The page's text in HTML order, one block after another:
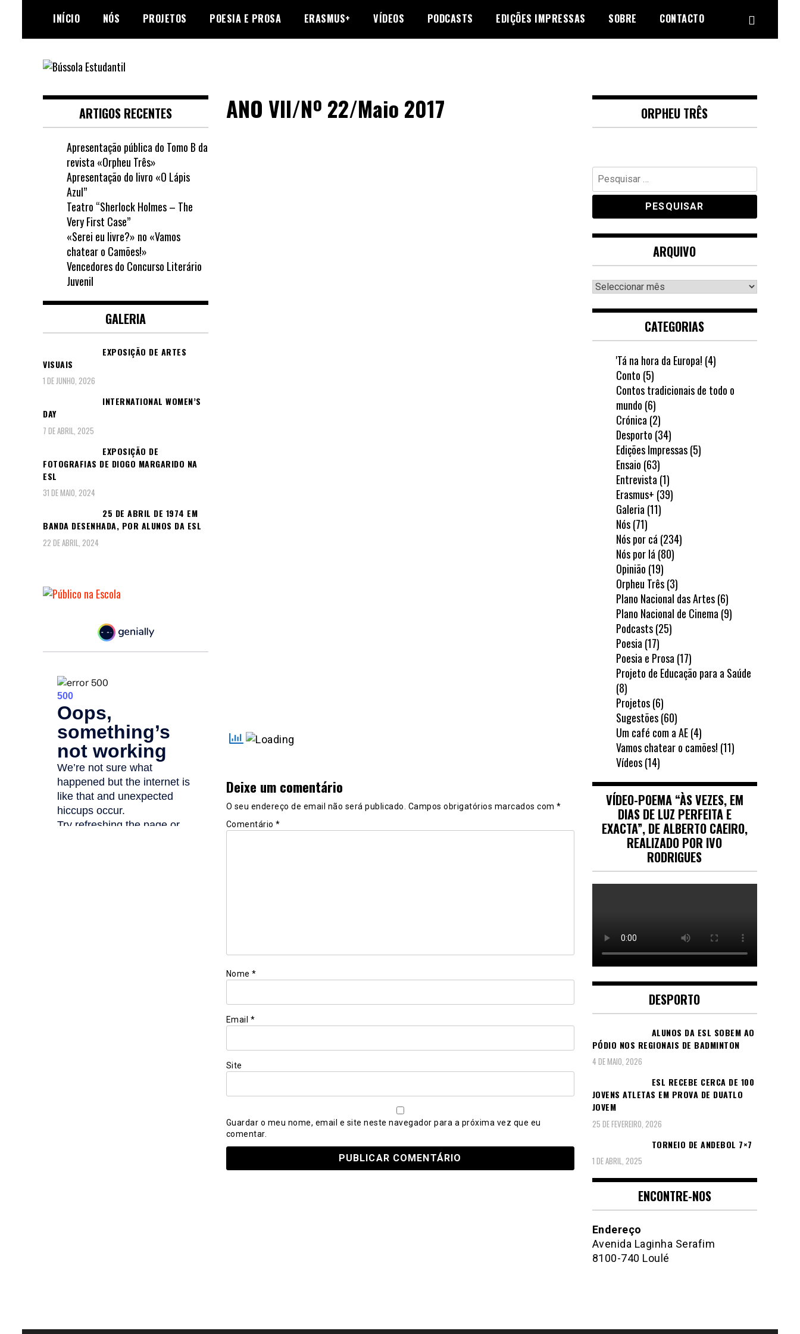
content
INÍCIO NÓS PROJETOS POESIA E PROSA ERASMUS+ VÍDEOS PODCASTS EDIÇÕES IMPRESSAS SOBRE CONTACTO
Bússola Estudantil
Secundária de Loulé
ANO VII/Nº 22/Maio 2017
Deixe um comentário
O seu endereço de email não será publicado. Campos obrigatórios marcados com *
Comentário *
Nome *
Email *
Site
Guardar o meu nome, email e site neste navegador para a próxima vez que eu
comentar.
ARTIGOS RECENTES
Apresentação pública do Tomo B da
revista «Orpheu Três»
Apresentação do livro «O Lápis
Azul”
Teatro “Sherlock Holmes – The
Very First Case”
«Serei eu livre?» no «Vamos
chatear o Camões!»
Vencedores do Concurso Literário
Juvenil
GALERIA
EXPOSIÇÃO DE ARTES
VISUAIS
1 DE JUNHO, 2026
INTERNATIONAL WOMEN’S
DAY
7 DE ABRIL, 2025
EXPOSIÇÃO DE
FOTOGRAFIAS DE DIOGO MARGARIDO NA
ESL
31 DE MAIO, 2024
25 DE ABRIL DE 1974 EM
BANDA DESENHADA, POR ALUNOS DA ESL
22 DE ABRIL, 2024
ORPHEU TRÊS
Pesquisar
por:
ARQUIVO
Arquivo
CATEGORIAS
'Tá na hora da Europa! (4)
Conto (5)
Contos tradicionais de todo o
mundo (6)
Crónica (2)
Desporto (34)
Edições Impressas(5)
Ensaio (63)
Entrevista (1)
Erasmus+ (39)
Galeria (11)
Nós(71)
Nós por cá (234)
Nós por lá (80)
Opinião (19)
Orpheu Três(3)
Plano Nacional das Artes(6)
Plano Nacional de Cinema (9)
Podcasts(25)
Poesia (17)
Poesia e Prosa (17)
Projeto de Educação para a Saúde
(8)
Projetos(6)
Sugestões(60)
Um café com a AE(4)
Vamos chatear o camões! (11)
Vídeos(14)
VÍDEO-POEMA “ÀS VEZES, EM
DIAS DE LUZ PERFEITA E
EXACTA”, DE ALBERTO CAEIRO,
REALIZADO POR IVO
RODRIGUES
DESPORTO
ALUNOS DA ESL SOBEM AO
PÓDIO NOS REGIONAIS DE BADMINTON
4 DE MAIO, 2026
ESL RECEBE CERCA DE 100
JOVENS ATLETAS EM PROVA DE DUATLO
JOVEM
25 DE FEVEREIRO, 2026
TORNEIO DE ANDEBOL 7×7
1 DE ABRIL, 2025
ENCONTRE-NOS
Endereço
Avenida Laginha Serafim
8100-740 Loulé